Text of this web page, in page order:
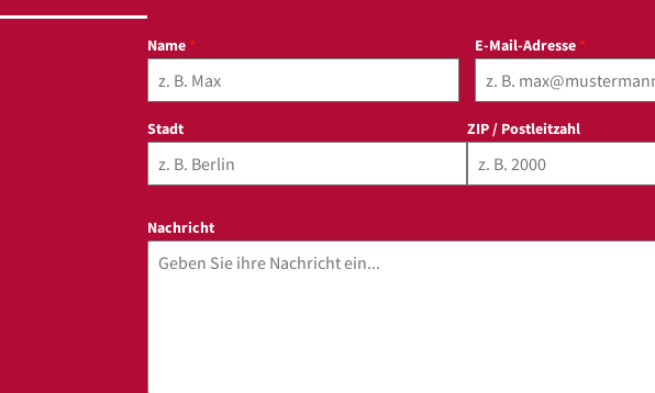
Name * E-Mail-Adresse *
Stadt ZIP / Postleitzahl
Nachricht